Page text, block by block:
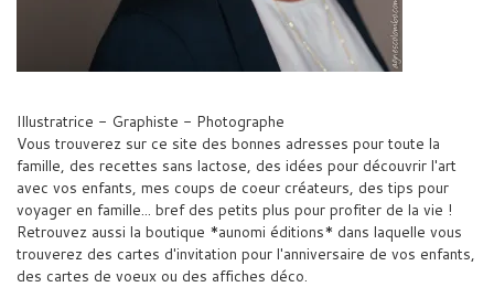
Illustratrice - Graphiste - Photographe
Vous trouverez sur ce site des bonnes adresses pour toute la
famille, des recettes sans lactose, des idées pour découvrir l'art
avec vos enfants, mes coups de coeur créateurs, des tips pour
voyager en famille... bref des petits plus pour profiter de la vie !
Retrouvez aussi la boutique *aunomi éditions* dans laquelle vous
trouverez des cartes d'invitation pour l'anniversaire de vos enfants,
des cartes de voeux ou des affiches déco.